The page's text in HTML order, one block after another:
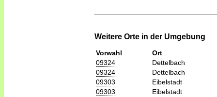
Weitere Orte in der Umgebung
Vorwahl
Ort
09324
Dettelbach
09324
Dettelbach
09303
Eibelstadt
09303
Eibelstadt